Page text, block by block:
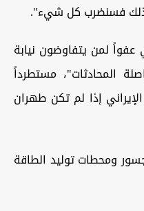
ذلك فسنضرب كل شيء".
لمن يتفاوضون نيابة
المحادثات"، مستطرداً
إذا لم تكن طهران
ومحطات توليد الطاقة